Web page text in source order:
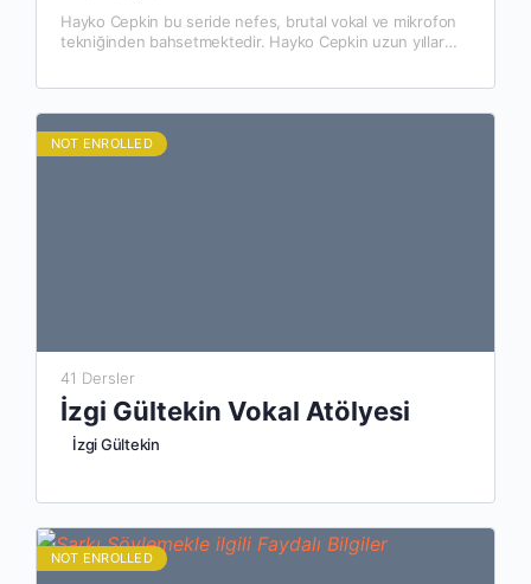
Hayko Cepkin bu seride nefes, brutal vokal ve mikrofon
tekniğinden bahsetmektedir. Hayko Cepkin uzun yıllar
NOT ENROLLED
41 Dersler
İzgi Gültekin Vokal Atölyesi
İzgi Gültekin
NOT ENROLLED